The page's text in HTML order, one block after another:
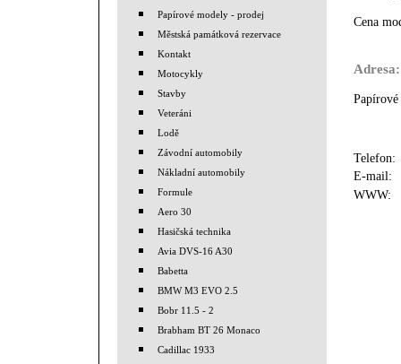
Papírové modely - prodej
Městská památková rezervace
Kontakt
Motocykly
Stavby
Veteráni
Lodě
Závodní automobily
Nákladní automobily
Formule
Aero 30
Hasičská technika
Avia DVS-16 A30
Babetta
BMW M3 EVO 2.5
Bobr 11.5 - 2
Brabham BT 26 Monaco
Cadillac 1933
Cena
Adresa:
E-
WWW: